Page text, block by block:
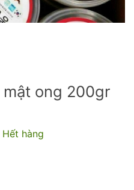
mật ong 200gr
Hết hàng